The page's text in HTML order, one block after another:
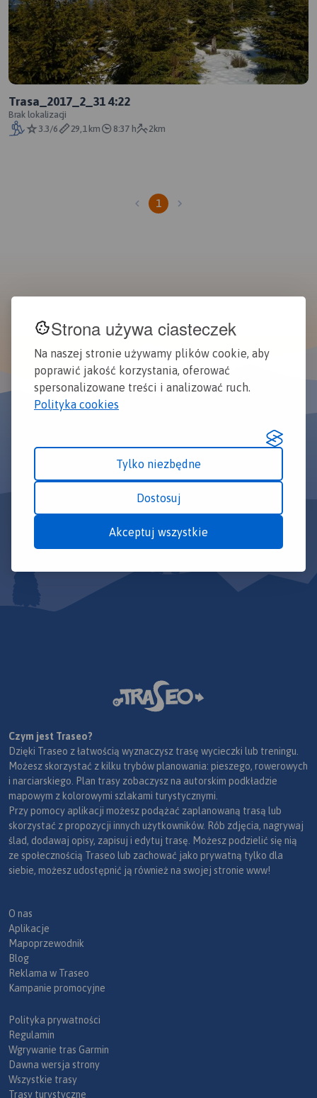
Strona używa ciasteczek
Na naszej stronie używamy plików cookie, aby
poprawić jakość korzystania, oferować
spersonalizowane treści i analizować ruch.
Polityka cookies
Tylko niezbędne
Dostosuj
Akceptuj wszystkie
Trasa_2017_2_31 4:22
Brak lokalizacji
3.3/6
29,1 km 8:37 h 2km
1
Czym jest Traseo?
Dzięki Traseo z łatwością wyznaczysz trasę wycieczki lub treningu.
Możesz skorzystać z kilku trybów planowania: pieszego, rowerowych
i narciarskiego. Plan trasy zobaczysz na autorskim podkładzie
mapowym z kolorowymi szlakami turystycznymi.
Przy pomocy aplikacji możesz podążać zaplanowaną trasą lub
skorzystać z propozycji innych użytkowników. Rób zdjęcia, nagrywaj
ślad, dodawaj opisy, zapisuj i edytuj trasę. Możesz podzielić się nią
ze społecznością Traseo lub zachować jako prywatną tylko dla
siebie, możesz udostępnić ją również na swojej stronie www!
O nas
Aplikacje
Mapoprzewodnik
Blog
Reklama w Traseo
Kampanie promocyjne
Polityka prywatności
Regulamin
Wgrywanie tras Garmin
Dawna wersja strony
Wszystkie trasy
Trasy turystyczne